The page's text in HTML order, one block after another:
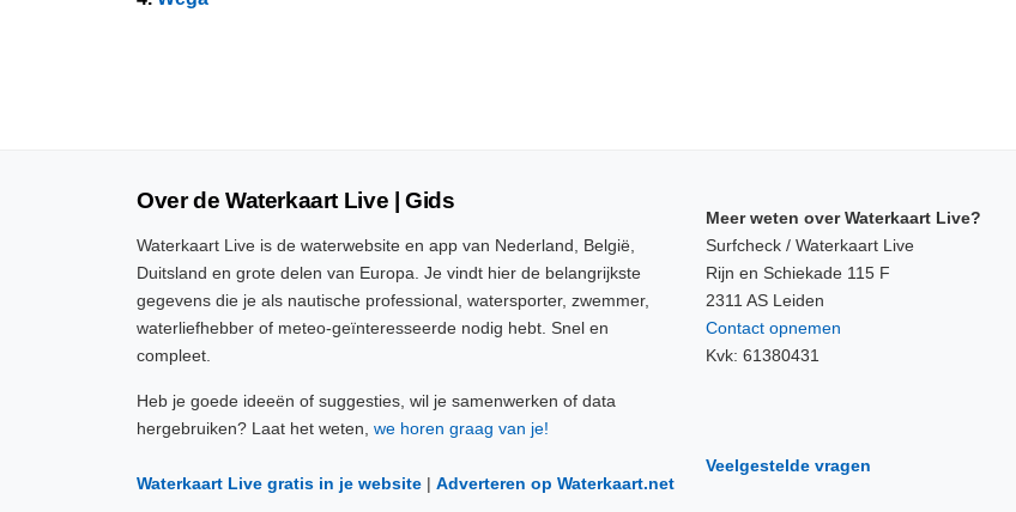
Over de Waterkaart Live | Gids
Waterkaart Live is de waterwebsite en app van Nederland, België,
Duitsland en grote delen van Europa. Je vindt hier de belangrijkste
gegevens die je als nautische professional, watersporter, zwemmer,
waterliefhebber of meteo-geïnteresseerde nodig hebt. Snel en
compleet.
Heb je goede ideeën of suggesties, wil je samenwerken of data
hergebruiken? Laat het weten, we horen graag van je!
Waterkaart Live gratis in je website | Adverteren op Waterkaart.net
Meer weten over Waterkaart Live?
Surfcheck / Waterkaart Live
Rijn en Schiekade 115 F
2311 AS Leiden
Contact opnemen
Kvk: 61380431
Veelgestelde vragen